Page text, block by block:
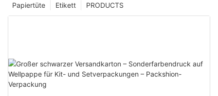
PRODUCTS
Etikett
Papiertüte